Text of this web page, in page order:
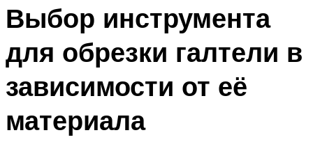
Выбор инструмента
для обрезки галтели в
зависимости от её
материала